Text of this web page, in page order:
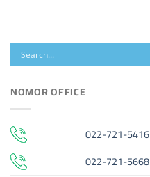
NOMOR OFFICE
022-721-5416
022-721-5668